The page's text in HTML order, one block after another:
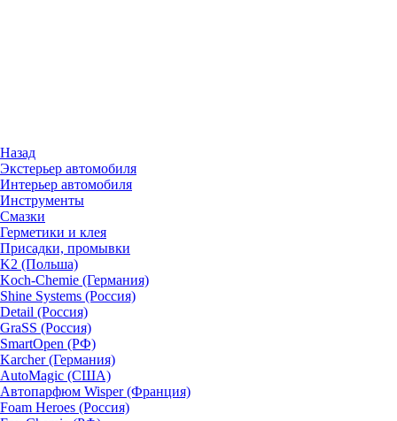
Назад
Экстерьер автомобиля
Интерьер автомобиля
Инструменты
Смазки
Герметики и клея
Присадки, промывки
K2 (Польша)
Koch-Chemie (Германия)
Shine Systems (Россия)
Detail (Россия)
GraSS (Россия)
SmartOpen (РФ)
Karcher (Германия)
AutoMagic (США)
Автопарфюм Wisper (Франция)
Foam Heroes (Россия)